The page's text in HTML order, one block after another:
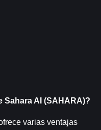
AI (SAHARA)?
varias ventajas